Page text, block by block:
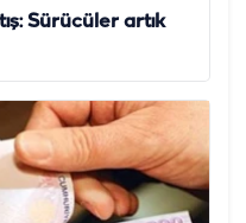
Sürücüler artık